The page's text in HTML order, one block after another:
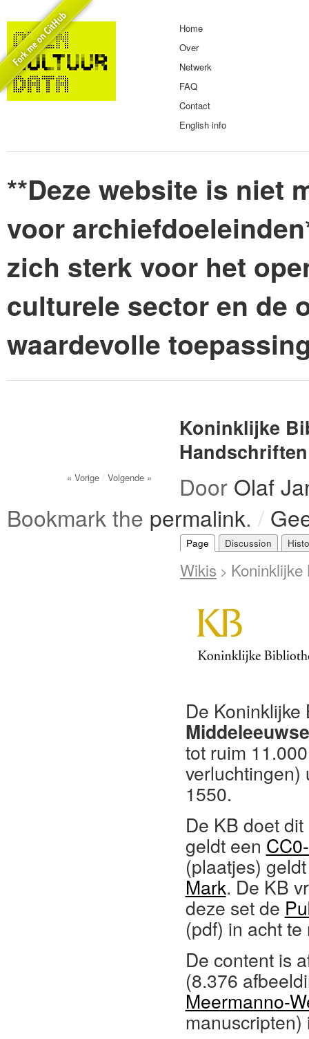
Home
Over
Netwerk
FAQ
Contact
English info
**Deze website is niet
voor
zich sterk voor het
culturele sector en de
waardevolle
Koninklijke
Handschriften
« Vorige / Volgende » Door Olaf
Bookmark the permalink. /
Page Discussion
Wikis > Koninklijke
De
tot ruim
verluchtingen)
1550.
De KB doet
geldt een
(plaatjes)
Mark. De KB
deze set de
(pdf) in acht te
De content is
(8.376
Meermanno-